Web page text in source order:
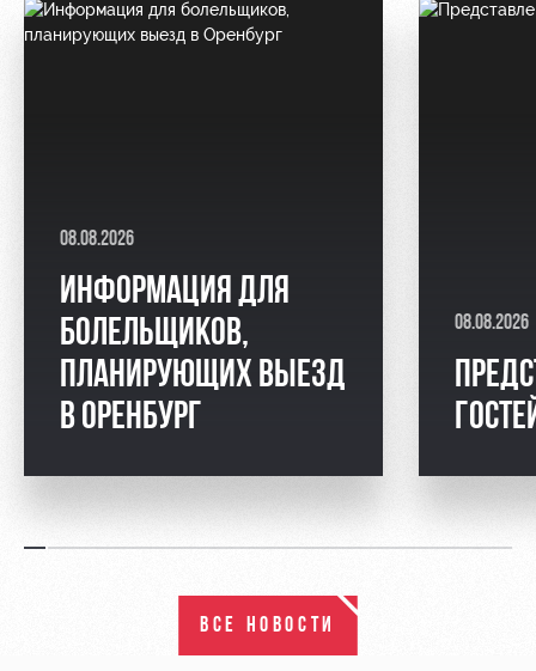
08.08.2026
ИНФОРМАЦИЯ ДЛЯ
БОЛЕЛЬЩИКОВ,
ПЛАНИРУЮЩИХ ВЫЕЗД
В ОРЕНБУРГ
08.08.2026
ВСЕ НОВОСТИ